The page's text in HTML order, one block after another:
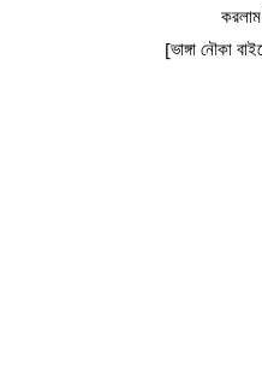
করলাম
[ভাঙ্গা নৌকা